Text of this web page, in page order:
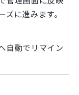
に進みます。
自動でリマイン